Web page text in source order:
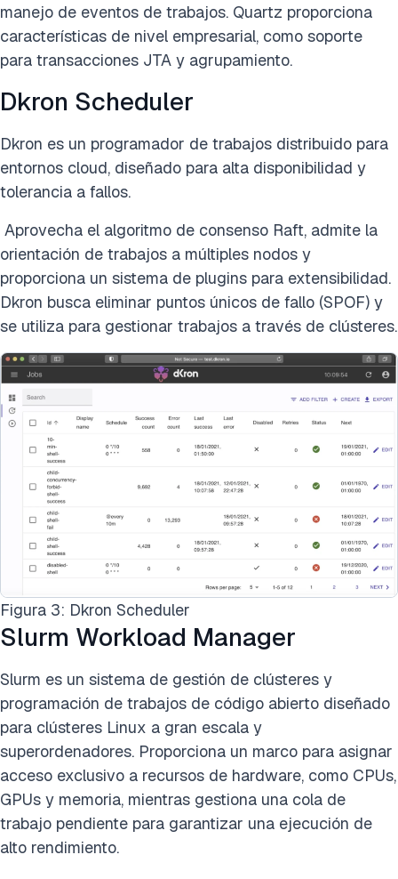
manejo de eventos de trabajos. Quartz proporciona
características de nivel empresarial, como soporte
para transacciones JTA y agrupamiento.
Dkron Scheduler
Dkron es un programador de trabajos distribuido para
entornos cloud, diseñado para alta disponibilidad y
tolerancia a fallos.
Aprovecha el algoritmo de consenso Raft, admite la
orientación de trabajos a múltiples nodos y
proporciona un sistema de plugins para extensibilidad.
Dkron busca eliminar puntos únicos de fallo (SPOF) y
se utiliza para gestionar trabajos a través de clústeres.
Figura 3: Dkron Scheduler
Slurm Workload Manager
Slurm es un sistema de gestión de clústeres y
programación de trabajos de código abierto diseñado
para clústeres Linux a gran escala y
superordenadores. Proporciona un marco para asignar
acceso exclusivo a recursos de hardware, como CPUs,
GPUs y memoria, mientras gestiona una cola de
trabajo pendiente para garantizar una ejecución de
alto rendimiento.